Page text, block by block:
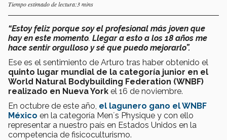
Tiempo estimado de lectura:3 mins
“Estoy feliz porque soy el profesional más joven que
hay en este momento. Llegar a esto a los 18 años me
hace sentir orgulloso y sé que puedo mejorarlo”.
Ese es el sentimiento de Arturo tras haber obtenido el
quinto lugar mundial de la categoría junior en el
World Natural Bodybuilding Federation (WNBF)
realizado en Nueva York el 16 de noviembre.
En octubre de este año, el lagunero gano el WNBF
México en la categoría Men´s Physique y con ello
representar a nuestro país en Estados Unidos en la
competencia de fisicoculturismo.